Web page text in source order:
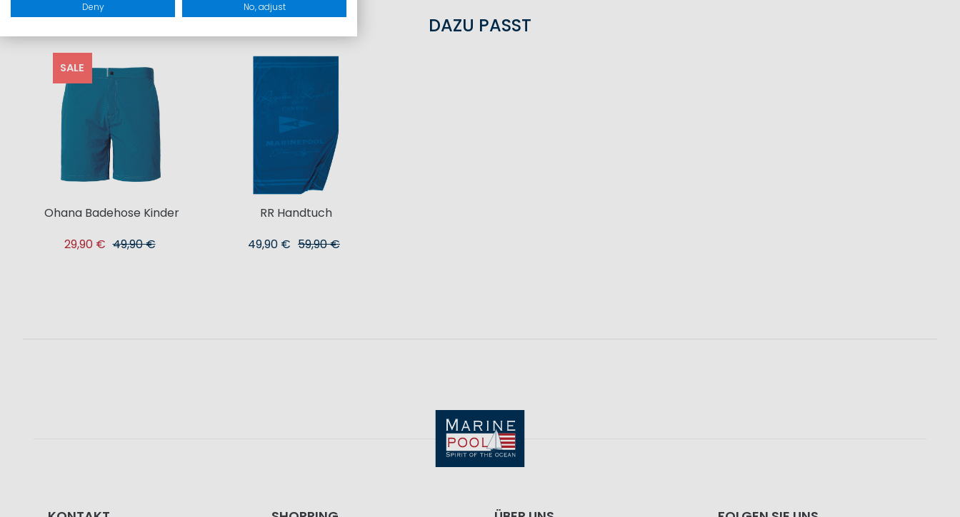
DAZU PASST
SALE
Ohana Badehose Kinder
29,90 € 49,90 €
RR Handtuch
49,90 € 59,90 €
Deny No, adjust